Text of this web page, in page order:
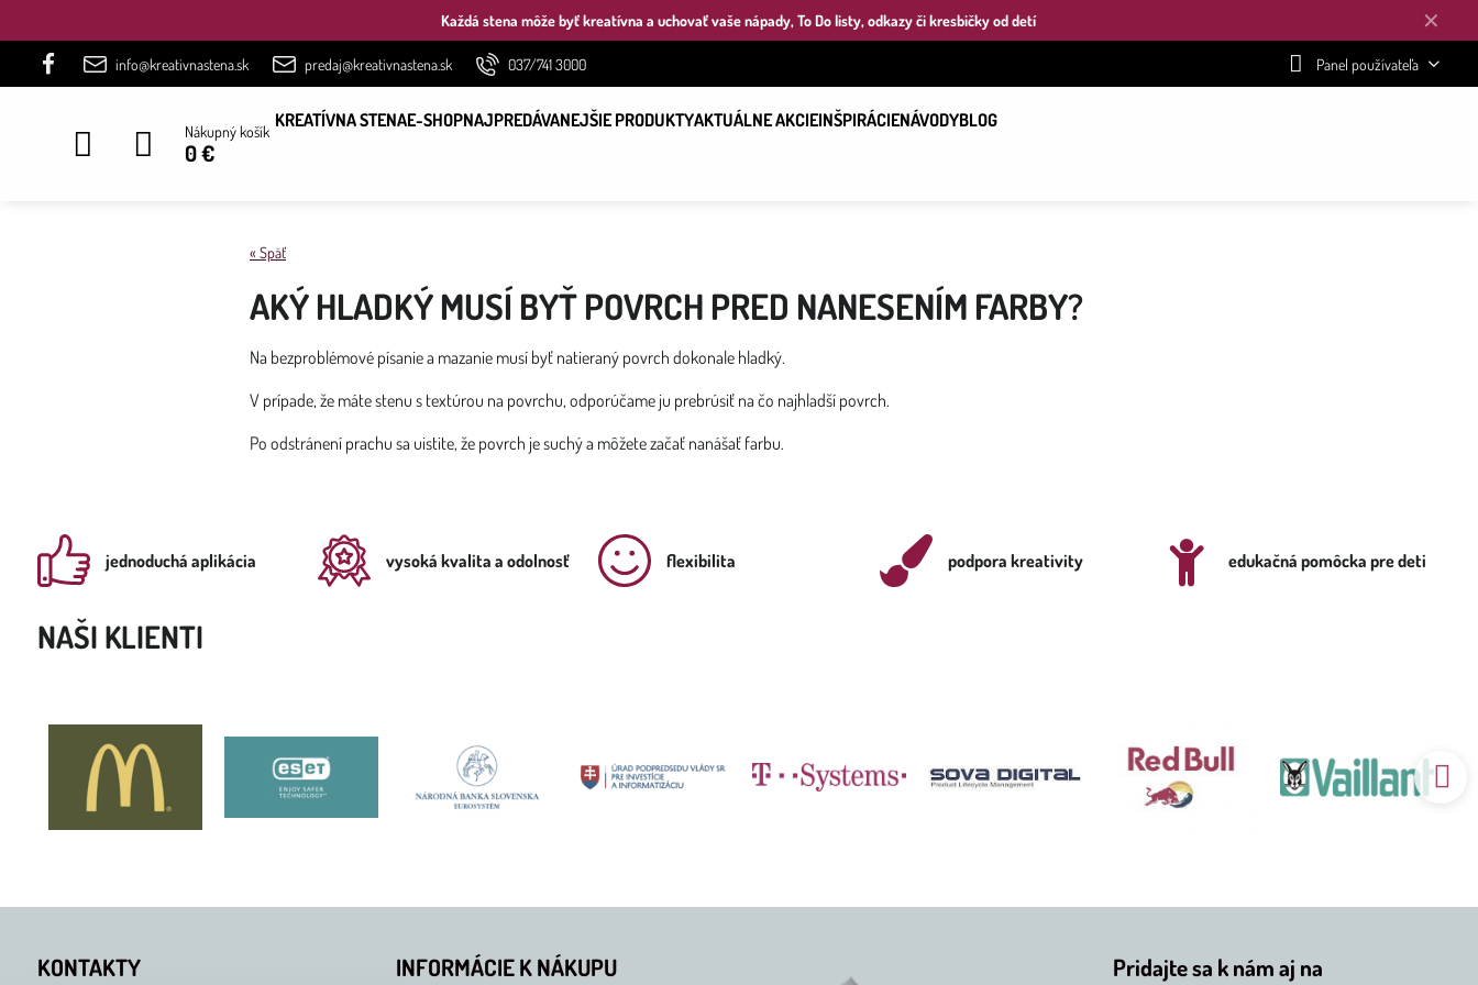
✕
Každá stena môže byť kreatívna a uchovať vaše nápady, To Do listy, odkazy či kresbičky od detí
info@kreativnastena.sk predaj@kreativnastena.sk 037/741 3000 Panel používateľa
Nákupný košík
0 €
KREATÍVNA STENAE-SHOPNAJPREDÁVANEJŠIE PRODUKTYAKTUÁLNE AKCIEINŠPIRÁCIENÁVODYBLOG
« Späť
AKÝ HLADKÝ MUSÍ BYŤ POVRCH PRED NANESENÍM FARBY?
Na bezproblémové písanie a mazanie musí byť natieraný povrch dokonale hladký.
V prípade, že máte stenu s textúrou na povrchu, odporúčame ju prebrúsiť na čo najhladší povrch.
Po odstránení prachu sa uistite, že povrch je suchý a môžete začať nanášať farbu.
jednoduchá aplikácia vysoká kvalita a odolnosť flexibilita podpora kreativity edukačná pomôcka pre deti
NAŠI KLIENTI
KONTAKTY INFORMÁCIE K NÁKUPU Pridajte sa k nám aj na